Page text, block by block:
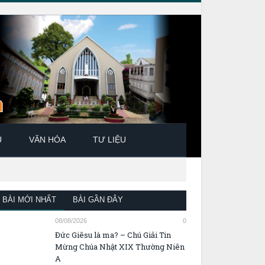
VĂN HÓA TƯ LIỆU
BÀI MỚI NHẤT BÀI GẦN ĐÂY
08/08/2026 0
Đức Giêsu là ma? – Chú Giải Tin
Mừng Chúa Nhật XIX Thường Niên
A